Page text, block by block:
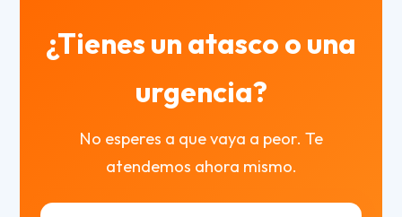
¿Tienes un atasco o una
urgencia?
No esperes a que vaya a peor. Te
atendemos ahora mismo.